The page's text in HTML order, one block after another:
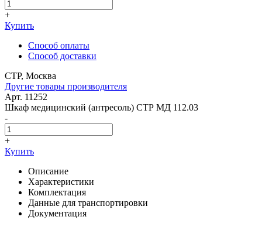
+
Купить
Способ оплаты
Способ доставки
СТР, Москва
Другие товары производителя
Арт. 11252
Шкаф медицинский (антресоль) СТР МД 112.03
-
+
Купить
Описание
Характеристики
Комплектация
Данные для транспортировки
Документация